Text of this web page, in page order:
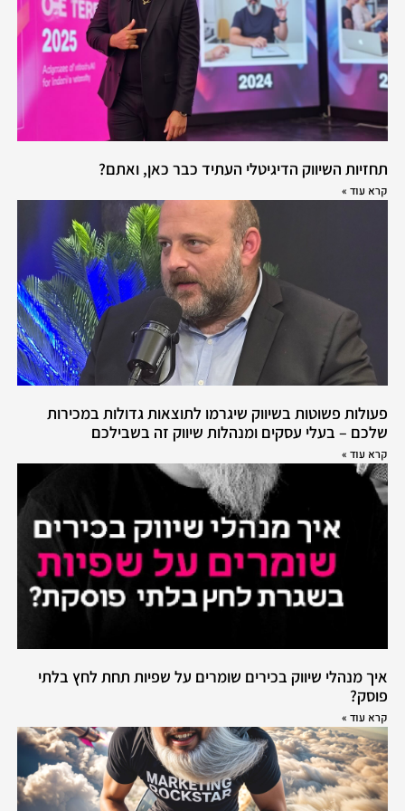
תחזיות השיווק הדיגיטלי העתיד כבר כאן, ואתם?
קרא עוד »
פעולות פשוטות בשיווק שיגרמו לתוצאות גדולות במכירות
שלכם – בעלי עסקים ומנהלות שיווק זה בשבילכם
קרא עוד »
איך מנהלי שיווק בכירים שומרים על שפיות תחת לחץ בלתי
פוסק?
קרא עוד »